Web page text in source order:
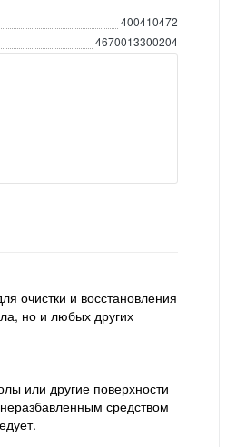
400410472
4670013300204
очистки и восстановления
но и любых других
или другие поверхности
средством